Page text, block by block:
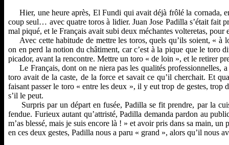
Hier, une heure après, El Fundi qui avait déjà frôlé la cornada,
coup seul… avec quatre toros à lidier. Juan Jose Padilla s’était fait
mal piqué, et le Français avait subi deux méchantes volteretas,
Avec cette habitude de mettre les toros, quels qu’ils soient, « à
on en perd la notion du châtiment, car c’est à la pique que le toro
picador, avant la rencontre. Mettre un toro « de loin », et le retirer
Le Français, dont on ne niera pas les qualités professionnelles,
toro avait de la caste, de la force et savait ce qu’il cherchait. Et
faisant passer le toro « entre les deux », il y eut trop de gestes,
s’il le peut.
Surpris par un départ en fusée, Padilla se fit prendre, par la
fendue. Furieux autant qu’attristé, Padilla demanda pardon au
m’as blessé, mais je suis encore là ! » et avoir pris dans sa main,
en ces deux gestes, Padilla nous a paru « grand », alors qu’il nous